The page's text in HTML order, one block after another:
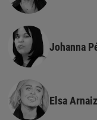
Johanna
Elsa